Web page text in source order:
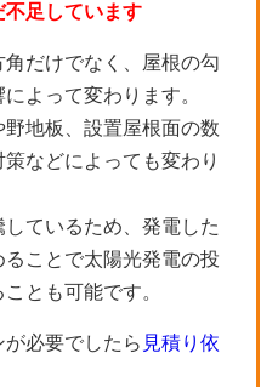
不足しています
だけでなく、屋根の勾
よって変わります。
地板、設置屋根面の数
などによっても変わり
ているため、発電した
ことで太陽光発電の投
とも可能です。
必要でしたら 見積り依